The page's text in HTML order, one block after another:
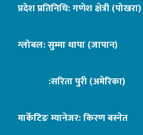
प्रदेश प्रतिनिधि: गणेश क्षेत्री (पोखरा)
ग्लोबल: सुम्मा थापा (जापान)
:सरिता पुरी (अमेरिका)
मार्केटिङ म्यानेजर: किरण बस्नेत